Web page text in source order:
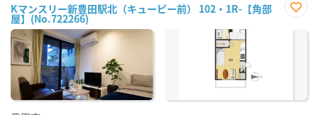
Kマンスリー新豊田駅北（キューピー前） 102・1R-【角部
屋】(No.722266)
に入